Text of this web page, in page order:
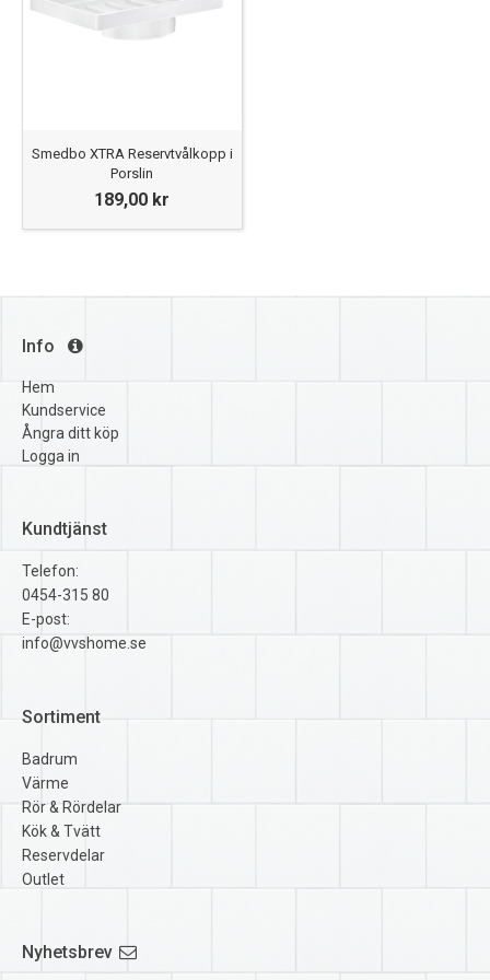
Smedbo XTRA Reservtvålkopp i
Porslin
189,00 kr
Info
Hem
Kundservice
Ångra ditt köp
Logga in
Kundtjänst
Telefon:
0454-315 80
E-post:
info@vvshome.se
Sortiment
Badrum
Värme
Rör & Rördelar
Kök & Tvätt
Reservdelar
Outlet
Nyhetsbrev